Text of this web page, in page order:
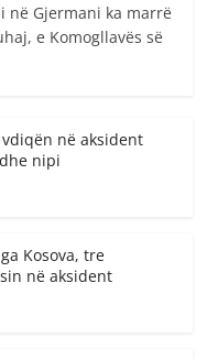
në Gjermani ka marrë
e Komogllavës së
në aksident
nipi
Kosova, tre
në aksident